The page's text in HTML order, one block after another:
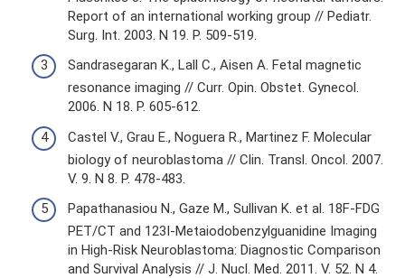
Report of an international working group // Pediatr.
Surg. Int. 2003. N 19. P. 509-519.
Sandrasegaran K., Lall C., Aisen A. Fetal magnetic
resonance imaging // Curr. Opin. Obstet. Gynecol.
2006. N 18. P. 605-612.
Castel V., Grau E., Noguera R., Martinez F. Molecular
biology of neuroblastoma // Clin. Transl. Oncol. 2007.
V. 9. N 8. P. 478-483.
Papathanasiou N., Gaze M., Sullivan K. et al. 18F-FDG
PET/CT and 123I-Metaiodobenzylguanidine Imaging
in High-Risk Neuroblastoma: Diagnostic Comparison
and Survival Analysis // J. Nucl. Med. 2011. V. 52. N 4.